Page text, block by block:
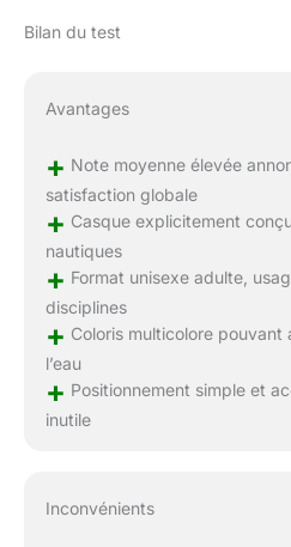
Bilan du test
Avantages
+ Note moyenne élevée
satisfaction globale
+ Casque explicitement
nautiques
+ Format unisexe adulte,
disciplines
+ Coloris multicolore pouvant
l’eau
+ Positionnement simple et
inutile
Inconvénients